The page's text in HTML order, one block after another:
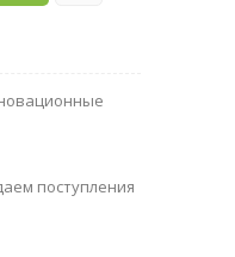
поступления